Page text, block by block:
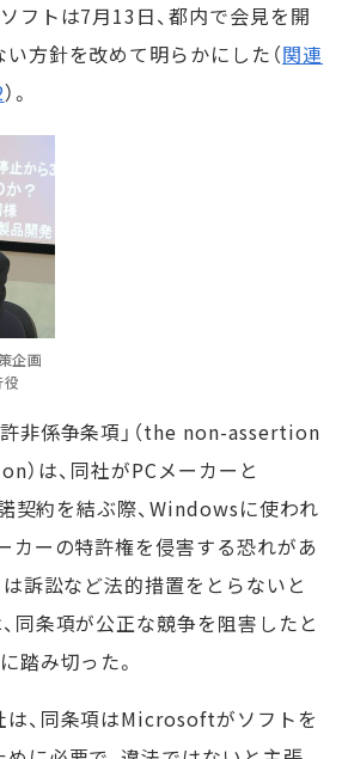
フトは7月13日、都内で会見を開
方針を改めて明らかにした（関連
）。
企画
非係争条項」（the non-assertion
は、同社がPCメーカーと
契約を結ぶ際、Windowsに使われ
カーの特許権を侵害する恐れがあ
は訴訟など法的措置をとらないと
同条項が公正な競争を阻害したと
踏み切った。
、同条項はMicrosoftがソフトを